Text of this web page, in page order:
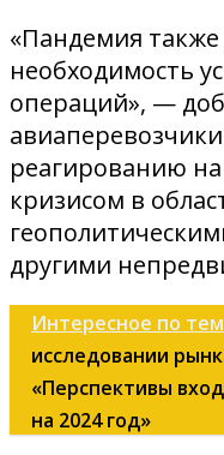
«Пандемия
необходимость
операций», —
реагированию
кризисом в
другими
Интересное по
исследовании
«Перспективы
на 2024 год»